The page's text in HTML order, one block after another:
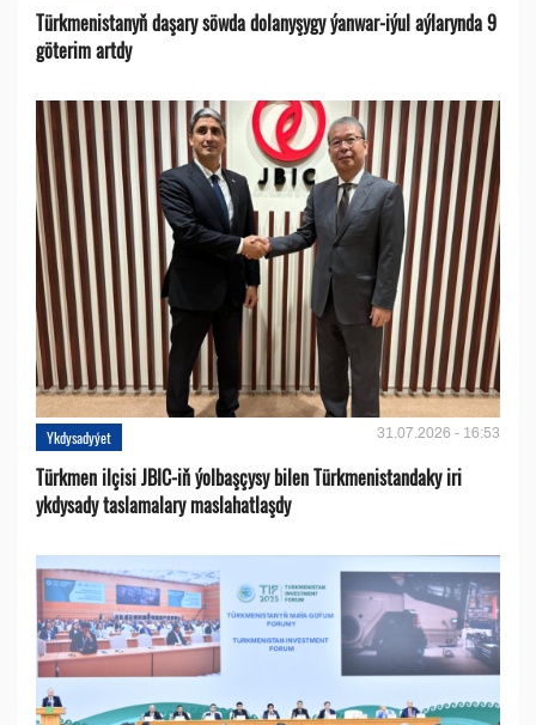
Türkmenistanyň daşary söwda dolanyşygy ýanwar-iýul aýlarynda 9
göterim artdy
Ykdysadyýet 31.07.2026 - 16:53
Türkmen ilçisi JBIC-iň ýolbaşçysy bilen Türkmenistandaky iri
ykdysady taslamalary maslahatlaşdy